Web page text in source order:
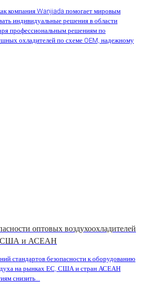
компания Wanjiada помогает мировым
индивидуальные решения в области
профессиональным решениям по
охладителей по схеме OEM, надежному
оптовых воздухоохладителей
США и АСЕАН
стандартов безопасности к оборудованию
на рынках ЕС, США и стран АСЕАН
снизить...